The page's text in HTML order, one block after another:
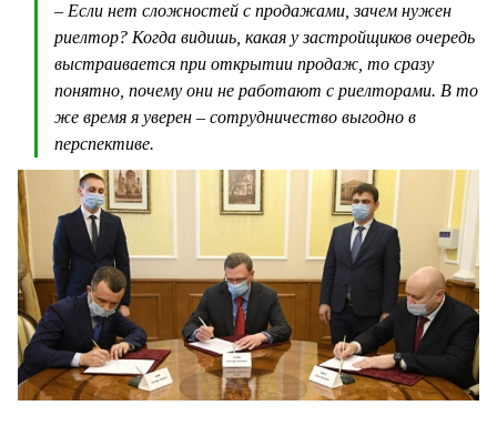
– Если нет сложностей с продажами, зачем нужен
риелтор? Когда видишь, какая у застройщиков очередь
выстраивается при открытии продаж, то сразу
понятно, почему они не работают с риелторами. В то
же время я уверен – сотрудничество выгодно в
перспективе.